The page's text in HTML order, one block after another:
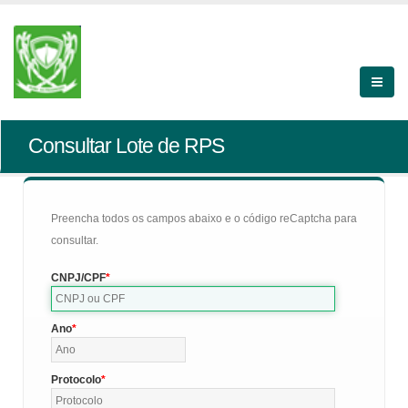
Consultar Lote de RPS
Preencha todos os campos abaixo e o código reCaptcha para
consultar.
CNPJ/CPF
Ano
Protocolo